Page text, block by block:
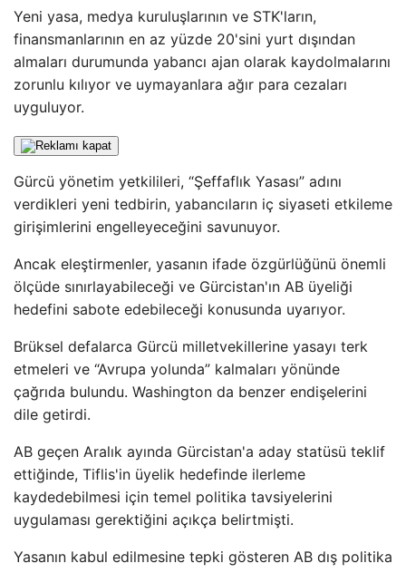
Yeni yasa, medya kuruluşlarının ve STK'ların,
finansmanlarının en az yüzde 20'sini yurt dışından
almaları durumunda yabancı ajan olarak kaydolmalarını
zorunlu kılıyor ve uymayanlara ağır para cezaları
uyguluyor.
Gürcü yönetim yetkilileri, “Şeffaflık Yasası” adını
verdikleri yeni tedbirin, yabancıların iç siyaseti etkileme
girişimlerini engelleyeceğini savunuyor.
Ancak eleştirmenler, yasanın ifade özgürlüğünü önemli
ölçüde sınırlayabileceği ve Gürcistan'ın AB üyeliği
hedefini sabote edebileceği konusunda uyarıyor.
Brüksel defalarca Gürcü milletvekillerine yasayı terk
etmeleri ve “Avrupa yolunda” kalmaları yönünde
çağrıda bulundu. Washington da benzer endişelerini
dile getirdi.
AB geçen Aralık ayında Gürcistan'a aday statüsü teklif
ettiğinde, Tiflis'in üyelik hedefinde ilerleme
kaydedebilmesi için temel politika tavsiyelerini
uygulaması gerektiğini açıkça belirtmişti.
Yasanın kabul edilmesine tepki gösteren AB dış politika